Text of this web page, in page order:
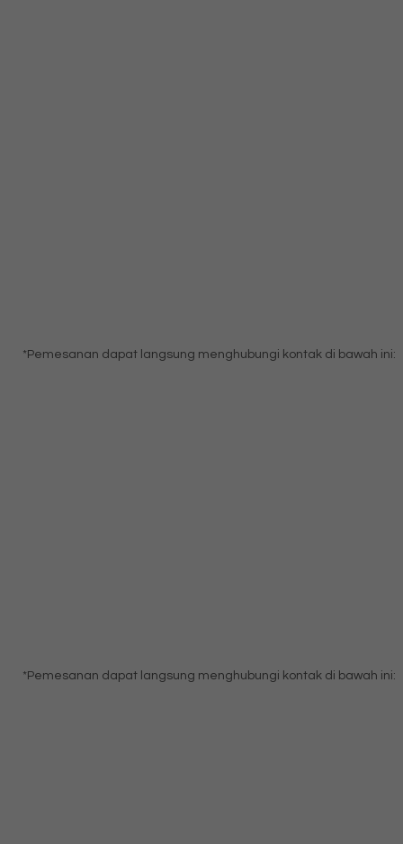
*Pemesanan dapat langsung menghubungi kontak di bawah ini:
*Pemesanan dapat langsung menghubungi kontak di bawah ini: